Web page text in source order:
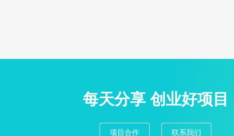
每天分享 创业好项目
项目合作 联系我们